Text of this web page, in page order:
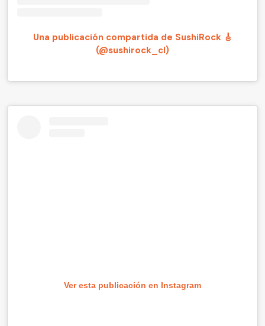
Una publicación compartida de SushiRock 🎸
(@sushirock_cl)
Ver esta publicación en Instagram